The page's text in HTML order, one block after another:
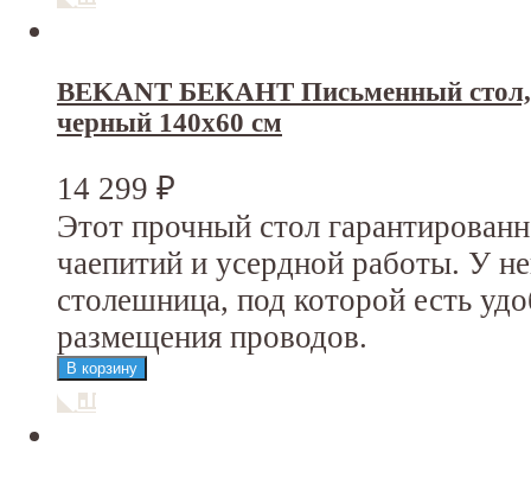
BEKANT БЕКАНТ Письменный
черный 140x60 см
14 299 ₽
Этот прочный стол
чаепитий и усердной работы. У
столешница, под которой есть
размещения проводов.